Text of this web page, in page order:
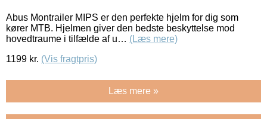
Abus Montrailer MIPS er den perfekte hjelm for dig som
kører MTB. Hjelmen giver den bedste beskyttelse mod
hovedtraume i tilfælde af u… (Læs mere)
1199 kr. (Vis fragtpris)
Læs mere »